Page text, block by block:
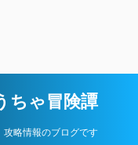
ちゃ冒険譚
攻略情報のブログです